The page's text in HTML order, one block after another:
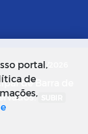
18/03/2026
de Barra de
portal,
de